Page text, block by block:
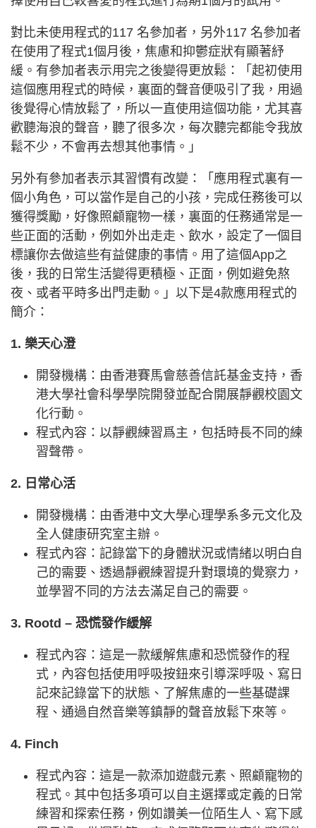
對比未使用程式的117 名參加者，另外117 名參加者
在使用了程式1個月後，焦慮和抑鬱症狀有顯著紓
緩。有參加者表示用完之後變得更放鬆：「起初使用
這個應用程式的時候，裏面的聲音便吸引了我，用過
後覺得心情放鬆了，所以一直使用這個功能，尤其喜
歡聽海浪的聲音，聽了很多次，每次聽完都能令我放
鬆不少，不會再去想其他事情。」
另外有參加者表示其習慣有改變：「應用程式裏有一
個小角色，可以當作是自己的小孩，完成任務後可以
獲得獎勵，好像照顧寵物一樣，裏面的任務通常是一
些正面的活動，例如外出走走、飲水，設定了一個目
標讓你去做這些有益健康的事情。用了這個App之
後，我的日常生活變得更積極、正面，例如避免熬
夜、或者平時多出門走動。」以下是4款應用程式的
簡介：
1. 樂天心澄
開發機構：由香港賽馬會慈善信託基金支持，香
港大學社會科學學院開發並配合開展靜觀校園文
化行動。
程式內容：以靜觀練習爲主，包括時長不同的練
習聲帶。
2. 日常心活
開發機構：由香港中文大學心理學系多元文化及
全人健康研究室主辦。
程式內容：記錄當下的身體狀況或情緒以明白自
己的需要、透過靜觀練習提升對環境的覺察力，
並學習不同的方法去滿足自己的需要。
3. Rootd – 恐慌發作緩解
程式內容：這是一款緩解焦慮和恐慌發作的程
式，內容包括使用呼吸按鈕來引導深呼吸、寫日
記來記錄當下的狀態、了解焦慮的一些基礎課
程、通過自然音樂等鎮靜的聲音放鬆下來等。
4. Finch
程式內容：這是一款添加遊戲元素、照顧寵物的
程式。其中包括多項可以自主選擇或定義的日常
練習和探索任務，例如讚美一位陌生人、寫下感